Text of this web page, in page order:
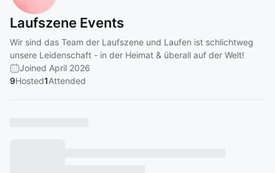
Laufszene Events
Wir sind das Team der Laufszene und Laufen ist schlichtweg
unsere Leidenschaft - in der Heimat & überall auf der Welt!
Joined April 2026
9Hosted1Attended